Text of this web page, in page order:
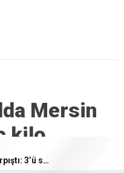
Ambulans ile otomobil çarpıştı: 3’ü sağlık çalışanı 5 yaralı
Mersin
kilo
ele